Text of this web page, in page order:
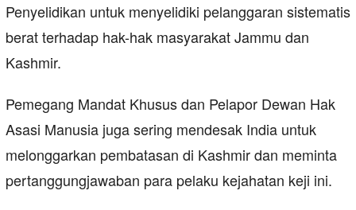
Penyelidikan untuk menyelidiki pelanggaran sistematis
berat terhadap hak-hak masyarakat Jammu dan
Kashmir.
Pemegang Mandat Khusus dan Pelapor Dewan Hak
Asasi Manusia juga sering mendesak India untuk
melonggarkan pembatasan di Kashmir dan meminta
pertanggungjawaban para pelaku kejahatan keji ini.